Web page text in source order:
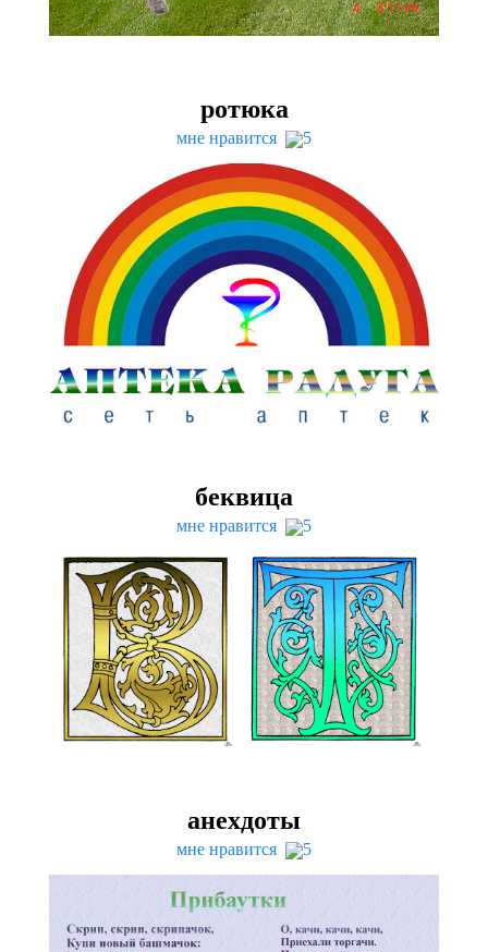
ротюка
мне нравится 5
беквица
мне нравится 5
анехдоты
мне нравится 5